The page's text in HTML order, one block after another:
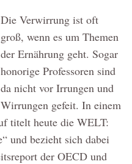
Die Verwirrung ist oft
groß, wenn es um Themen
der Ernährung geht. Sogar
honorige Professoren sind
da nicht vor Irrungen und
Wirrungen gefeit. In einem
titelt heute die WELT:
und bezieht sich dabei
der OECD und